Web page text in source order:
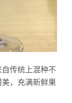
传统上混种不
，充满新鲜果